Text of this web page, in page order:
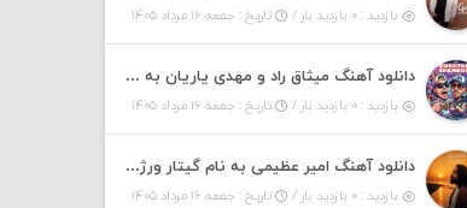
بازدید : ۰ بازدید بار / تاریخ : جمعه ۱۶ مرداد ۱۴۰۵
دانلود آهنگ میثاق راد و مهدی یاریان به نام دختر شمرون
بازدید : ۰ بازدید بار / تاریخ : جمعه ۱۶ مرداد ۱۴۰۵
دانلود آهنگ امیر عظیمی به نام گیتار ورژن دختر بندر
بازدید : ۰ بازدید بار / تاریخ : جمعه ۱۶ مرداد ۱۴۰۵